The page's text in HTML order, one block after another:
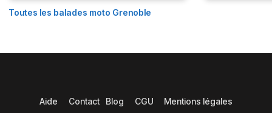
Toutes les balades moto Grenoble
Aide Contact Blog CGU Mentions légales